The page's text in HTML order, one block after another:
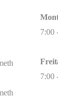
7:00
7:00